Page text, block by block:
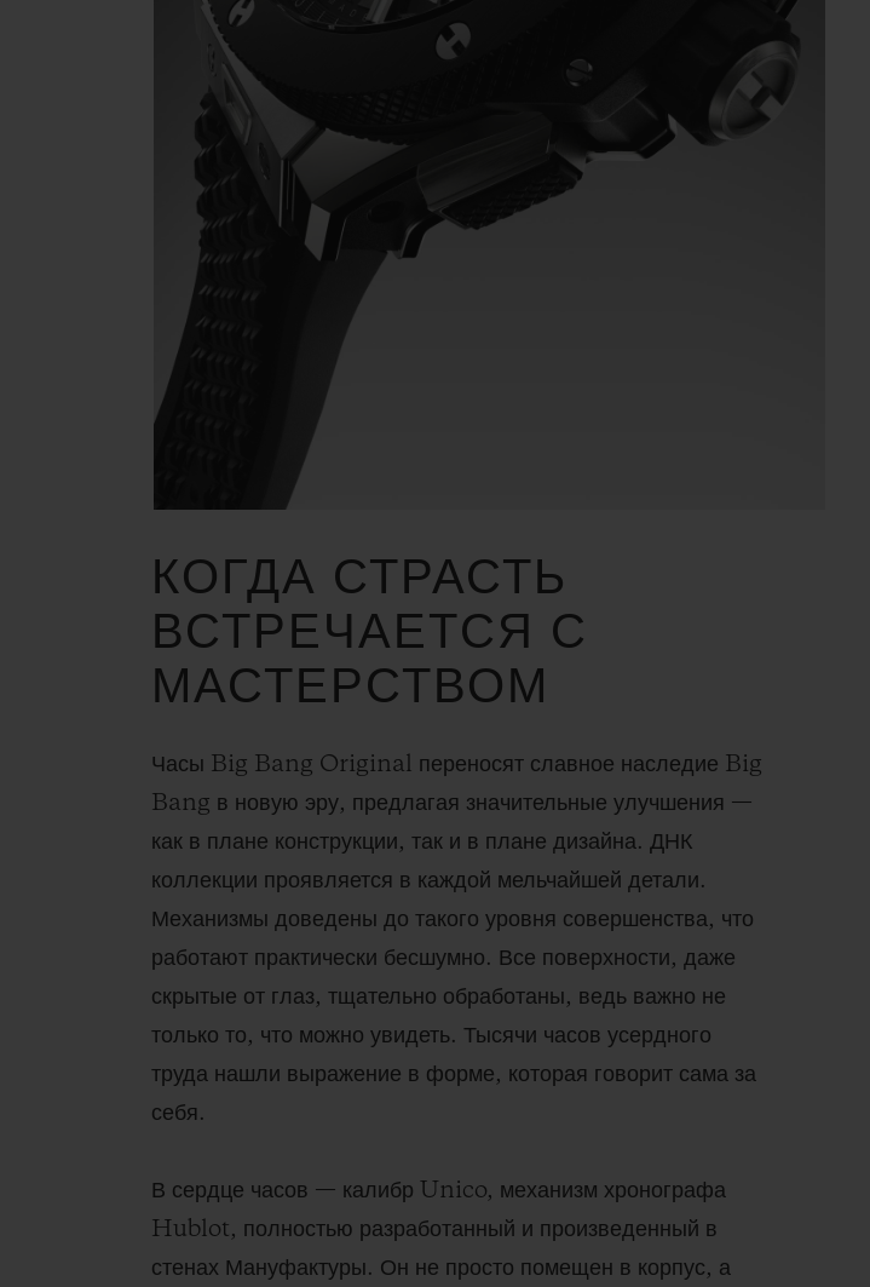
КОГДА СТРАСТЬ
ВСТРЕЧАЕТСЯ С
МАСТЕРСТВОМ
Часы Big Bang Original переносят славное наследие Big
Bang в новую эру, предлагая значительные улучшения —
как в плане конструкции, так и в плане дизайна. ДНК
коллекции проявляется в каждой мельчайшей детали.
Механизмы доведены до такого уровня совершенства, что
работают практически бесшумно. Все поверхности, даже
скрытые от глаз, тщательно обработаны, ведь важно не
только то, что можно увидеть. Тысячи часов усердного
труда нашли выражение в форме, которая говорит сама за
себя.
В сердце часов — калибр Unico, механизм хронографа
Hublot, полностью разработанный и произведенный в
стенах Мануфактуры. Он не просто помещен в корпус, а